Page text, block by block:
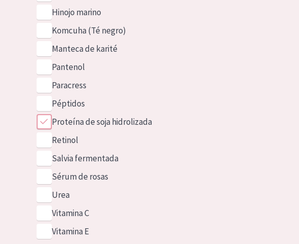
Hinojo marino
Komcuha (Té negro)
Manteca de karité
Pantenol
Paracress
Péptidos
Proteína de soja hidrolizada
Retinol
Salvia fermentada
Sérum de rosas
Urea
Vitamina C
Vitamina E